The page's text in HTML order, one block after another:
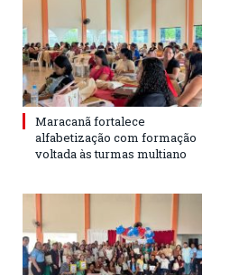
Maracanã fortalece
alfabetização com formação
voltada às turmas multiano